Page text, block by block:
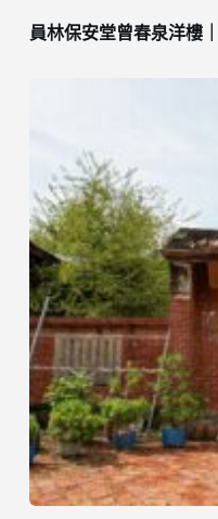
員林保安堂曾春泉洋樓